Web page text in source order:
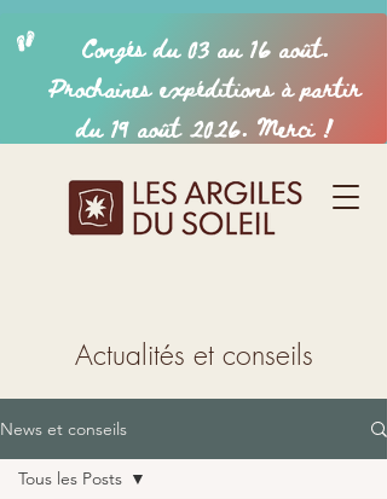
Actualités et conseils
News et conseils
Tous les Posts